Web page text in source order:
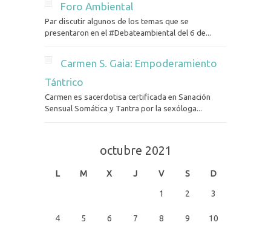
Foro Ambiental
Par discutir algunos de los temas que se
presentaron en el #Debateambiental del 6 de...
Carmen S. Gaia: Empoderamiento
Tántrico
Carmen es sacerdotisa certificada en Sanación
Sensual Somática y Tantra por la sexóloga...
octubre 2021
L M X J V S D
1 2 3
4 5 6 7 8 9 10